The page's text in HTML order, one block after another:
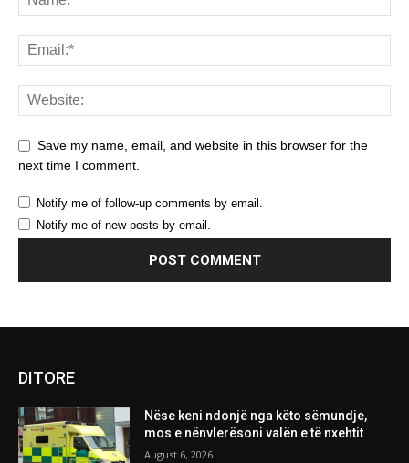
Save my name, email, and website in this browser for the
next time I comment.
Notify me of follow-up comments by email.
Notify me of new posts by email.
DITORE
Nëse keni ndonjë nga këto sëmundje,
mos e nënvlerësoni valën e të nxehtit
August 6, 2026